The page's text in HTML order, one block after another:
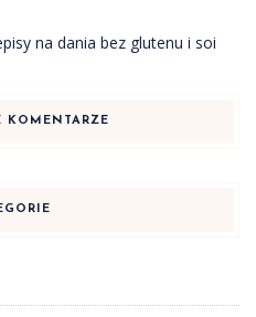
na dania bez glutenu i soi
KOMENTARZE